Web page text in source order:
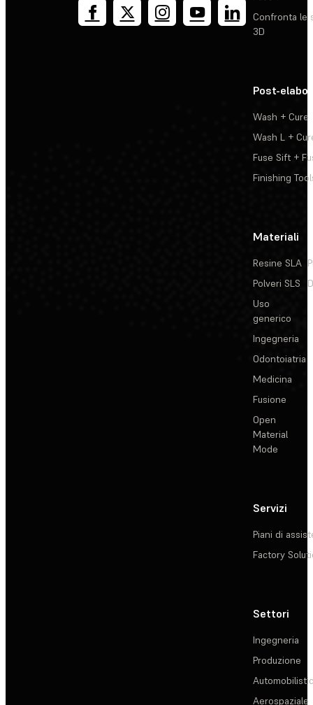
Confronta le
3D
Post-
Wash + Cure
Wash L +
Fuse Sift +
Finishing
Materiali
Resine SLA
Polveri SLS
Uso
generico
Ingegneria
Odontoiatria
Medicina
Fusione
Open
Material
Mode
Servizi
Piani di
Factory
Settori
Ingegneria
Produzione
Aerospaziale